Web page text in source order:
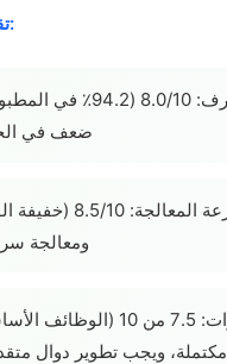
تقييم مفصل:
دقة التعرف: 8.0/10 (94.2٪ في
ضعف في
سرعة المعالجة: 8.5/10
ومعالجة
ثراء الميزات: 7.5 من 10 (الوظائف
مكتملة، ويجب تطوير دوال